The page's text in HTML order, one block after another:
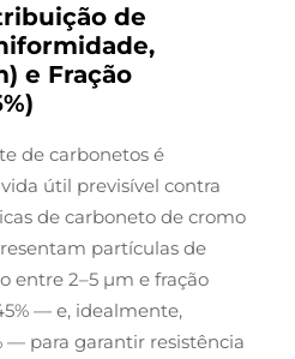
de
e Fração
de carbonetos é
útil previsível contra
de carboneto de cromo
partículas de
entre 2–5 µm e fração
— e, idealmente,
— para garantir resistência